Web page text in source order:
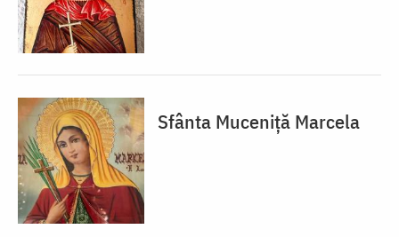
Sfânta Muceniță Marcela